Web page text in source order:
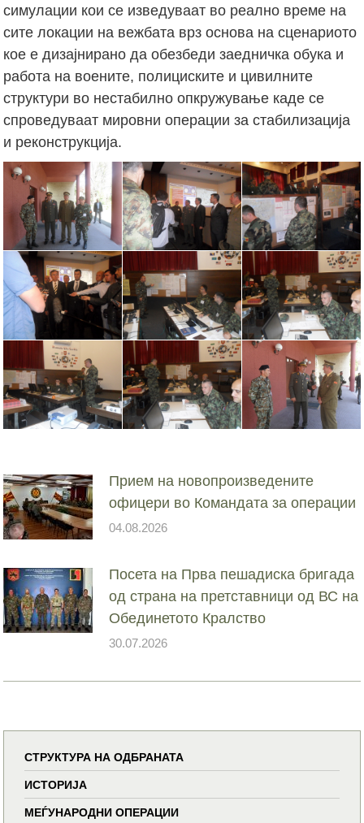
симулации кои се изведуваат во реално време на
сите локации на вежбата врз основа на сценариото
кое е дизајнирано да обезбеди заедничка обука и
работа на воените, полициските и цивилните
структури во нестабилно опкружување каде се
спроведуваат мировни операции за стабилизација
и реконструкција.
Прием на новопроизведените
офицери во Командата за операции
04.08.2026
Посета на Прва пешадиска бригада
од страна на претставници од ВС на
Обединетото Кралство
30.07.2026
СТРУКТУРА НА ОДБРАНАТА
ИСТОРИЈА
МЕЃУНАРОДНИ ОПЕРАЦИИ